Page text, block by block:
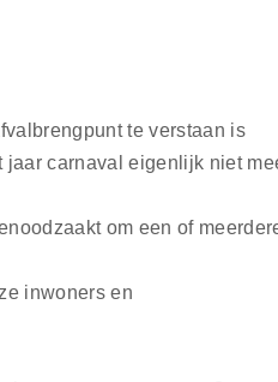
te verstaan is
carnaval eigenlijk niet
om een of
inwoners en